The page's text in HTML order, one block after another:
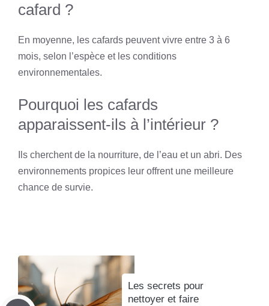
cafard ?
En moyenne, les cafards peuvent vivre entre 3 à 6
mois, selon l’espèce et les conditions
environnementales.
Pourquoi les cafards
apparaissent-ils à l’intérieur ?
Ils cherchent de la nourriture, de l’eau et un abri. Des
environnements propices leur offrent une meilleure
chance de survie.
Les secrets pour
nettoyer et faire